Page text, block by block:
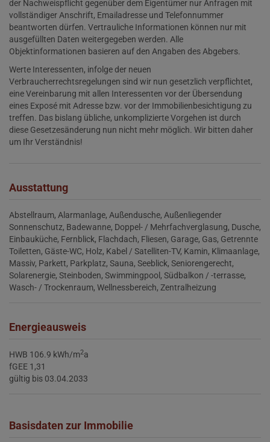
der Nachweispflicht gegenüber dem Eigentümer nur Anfragen mit
vollständiger Anschrift, Emailadresse und Telefonnummer
beantworten dürfen. Vertrauliche Informationen können nur mit
ausgefüllten Daten weitergegeben werden. Alle
Objektinformationen basieren auf den Angaben des Abgebers.
Werte Interessenten, infolge der neuen
Verbraucherrechtsregelungen sind wir nun gesetzlich verpflichtet,
eine Vereinbarung mit allen Interessenten vor der Übersendung
eines Exposé mit Adresse bzw. vor der Immobilienbesichtigung zu
treffen. Das bislang übliche, unkomplizierte Vorgehen ist durch
diese Gesetzesänderung nun nicht mehr möglich. Wir bitten daher
um Ihr Verständnis!
Ausstattung
Abstellraum Alarmanlage Außendusche Außenliegender
Sonnenschutz Badewanne Doppel- / Mehrfachverglasung Dusche
Einbauküche Fernblick Flachdach Fliesen Garage Gas Getrennte
Toiletten Gäste-WC Holz Kabel / Satelliten-TV Kamin Klimaanlage
Massiv Parkett Parkplatz Sauna Seeblick Seniorengerecht
Solarenergie Steinboden Swimmingpool Südbalkon / -terrasse
Wasch- / Trockenraum Wellnessbereich Zentralheizung
Energieausweis
HWB 106.9 kWh/m2a
fGEE 1,31
gültig bis 03.04.2033
Basisdaten zur Immobilie